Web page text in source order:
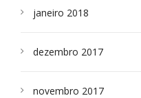
janeiro 2018
dezembro 2017
novembro 2017